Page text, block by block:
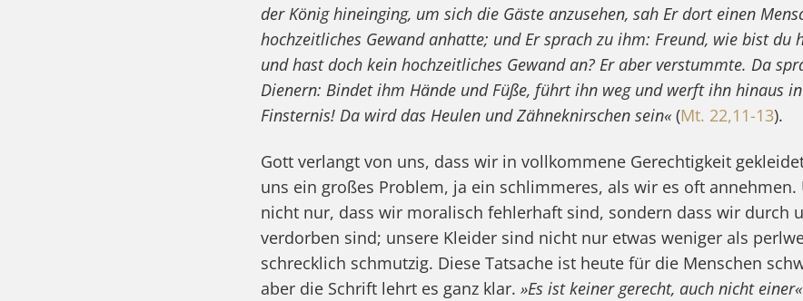
der König hineinging, um sich die Gäste anzusehen, sah Er dort einen
hochzeitliches Gewand anhatte; und Er sprach zu ihm: Freund, wie bist du
und hast doch kein hochzeitliches Gewand an? Er aber verstummte. Da
Dienern: Bindet ihm Hände und Füße, führt ihn weg und werft ihn hinaus
Finsternis! Da wird das Heulen und Zähneknirschen sein«(Mt. 22,11-13).
Gott verlangt von uns, dass wir in vollkommene Gerechtigkeit
uns ein großes Problem, ja ein schlimmeres, als wir es oft
nicht nur, dass wir moralisch fehlerhaft sind, sondern dass wir durch
verdorben sind; unsere Kleider sind nicht nur etwas weniger als
schrecklich schmutzig. Diese Tatsache ist heute für die Menschen
aber die Schrift lehrt es ganz klar. »Es ist keiner gerecht, auch nicht einer«